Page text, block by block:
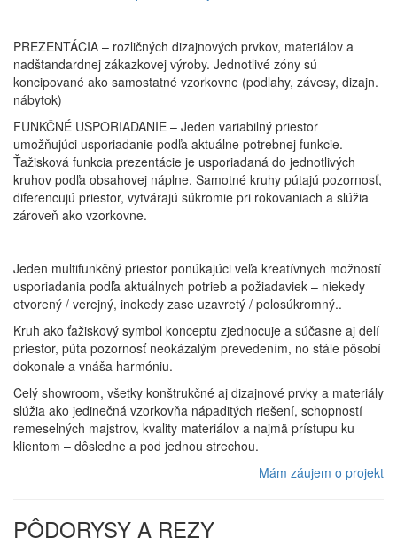
PREZENTÁCIA – rozličných dizajnových prvkov, materiálov a
nadštandardnej zákazkovej výroby. Jednotlivé zóny sú
koncipované ako samostatné vzorkovne (podlahy, závesy, dizajn.
nábytok)
FUNKČNÉ USPORIADANIE – Jeden variabilný priestor
umožňujúci usporiadanie podľa aktuálne potrebnej funkcie.
Ťažisková funkcia prezentácie je usporiadaná do jednotlivých
kruhov podľa obsahovej náplne. Samotné kruhy pútajú pozornosť,
diferencujú priestor, vytvárajú súkromie pri rokovaniach a slúžia
zároveň ako vzorkovne.
Jeden multifunkčný priestor ponúkajúci veľa kreatívnych možností
usporiadania podľa aktuálnych potrieb a požiadaviek – niekedy
otvorený / verejný, inokedy zase uzavretý / polosúkromný..
Kruh ako ťažiskový symbol konceptu zjednocuje a súčasne aj delí
priestor, púta pozornosť neokázalým prevedením, no stále pôsobí
dokonale a vnáša harmóniu.
Celý showroom, všetky konštrukčné aj dizajnové prvky a materiály
slúžia ako jedinečná vzorkovňa nápaditých riešení, schopností
remeselných majstrov, kvality materiálov a najmä prístupu ku
klientom – dôsledne a pod jednou strechou.
Mám záujem o projekt
PÔDORYSY A REZY